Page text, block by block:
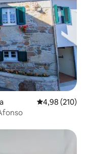
4,98 de uma
4,98 (210)